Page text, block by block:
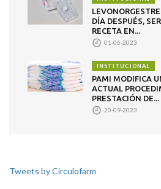
DÍA DESPUÉS,
RECETA EN...
01-06-2023
INSTITUCIONAL
PAMI MODIFICA
ACTUAL
PRESTACIÓN DE...
20-09-2023
Tweets by Circulofarm